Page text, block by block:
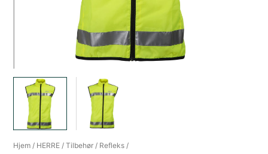
Hjem / HERRE /Tilbehør / Refleks /